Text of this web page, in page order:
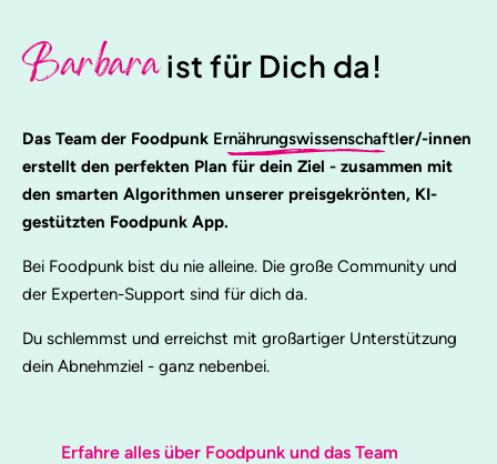
Barbaraist für Dich da!
Das Team der Foodpunk Ernährungswissenschaftler/-innen
erstellt den perfekten Plan für dein Ziel - zusammen mit
den smarten Algorithmen unserer preisgekrönten, KI-
gestützten Foodpunk App.
Bei Foodpunk bist du nie alleine. Die große Community und
der Experten-Support sind für dich da.
Du schlemmst und erreichst mit großartiger Unterstützung
dein Abnehmziel - ganz nebenbei.
Erfahre alles über Foodpunk und das Team